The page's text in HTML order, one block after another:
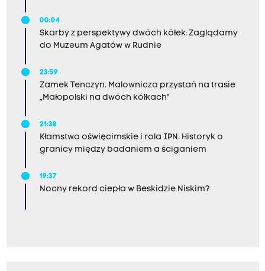
00:04
Skarby z perspektywy dwóch kółek: Zaglądamy
do Muzeum Agatów w Rudnie
23:59
Zamek Tenczyn. Malownicza przystań na trasie
„Małopolski na dwóch kółkach”
21:38
Kłamstwo oświęcimskie i rola IPN. Historyk o
granicy między badaniem a ściganiem
19:37
Nocny rekord ciepła w Beskidzie Niskim?